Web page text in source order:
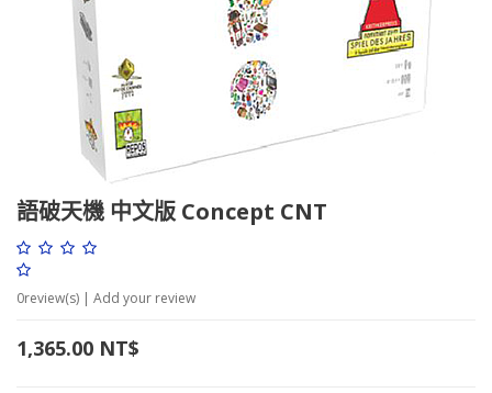
語破天機 中文版 Concept CNT
0review(s) | Add your review
1,365.00 NT$